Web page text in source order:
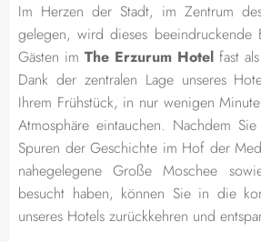
Im Herzen der Stadt, im Zentrum
gelegen, wird dieses beeindruckende
Gästen im The Erzurum Hotel fast
Dank der zentralen Lage unseres
Ihrem Frühstück, in nur wenigen
Atmosphäre eintauchen. Nachdem
Spuren der Geschichte im Hof der
nahegelegene Große Moschee
besucht haben, können Sie in die
unseres Hotels zurückkehren und